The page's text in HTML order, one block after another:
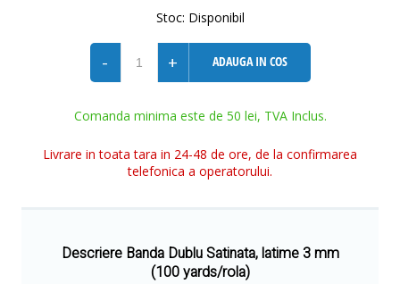
Stoc: Disponibil
- + ADAUGA IN COS
Comanda minima este de 50 lei, TVA Inclus.
Livrare in toata tara in 24-48 de ore, de la confirmarea
telefonica a operatorului.
Descriere Banda Dublu Satinata, latime 3 mm
(100 yards/rola)